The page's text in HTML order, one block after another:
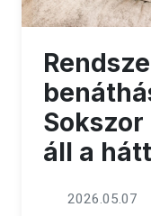
áll a
2026.05.07